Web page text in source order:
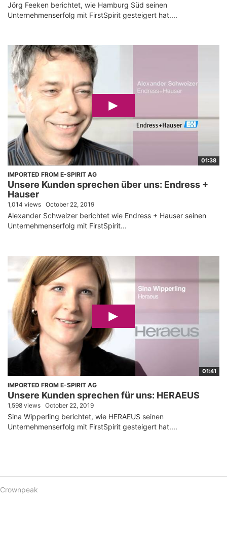
Jörg Feeken berichtet, wie Hamburg Süd seinen
Unternehmenserfolg mit FirstSpirit gesteigert hat....
01:38
IMPORTED FROM E-SPIRIT AG
Unsere Kunden sprechen über uns: Endress +
Hauser
1,014 views October 22, 2019
Alexander Schweizer berichtet wie Endress + Hauser seinen
Unternehmenserfolg mit FirstSpirit...
01:41
IMPORTED FROM E-SPIRIT AG
Unsere Kunden sprechen für uns: HERAEUS
1,598 views October 22, 2019
Sina Wipperling berichtet, wie HERAEUS seinen
Unternehmenserfolg mit FirstSpirit gesteigert hat....
Crownpeak